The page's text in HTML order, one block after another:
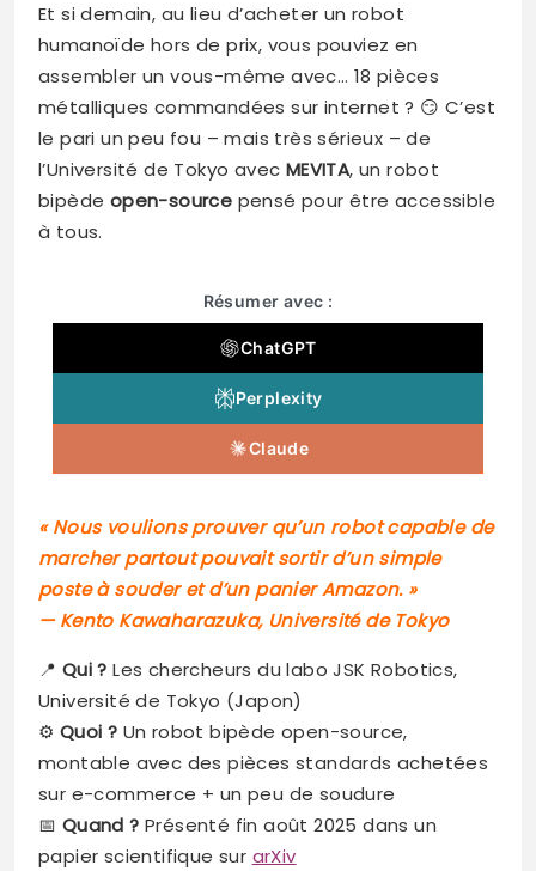
Et si demain, au lieu d’acheter un robot
humanoïde hors de prix, vous pouviez en
assembler un vous-même avec… 18 pièces
métalliques commandées sur internet ? 😏 C’est
le pari un peu fou – mais très sérieux – de
l’Université de Tokyo avec MEVITA, un robot
bipède open-source pensé pour être accessible
à tous.
Résumer avec :
ChatGPT
Perplexity
Claude
« Nous voulions prouver qu’un robot capable de
marcher partout pouvait sortir d’un simple
poste à souder et d’un panier Amazon. »
— Kento Kawaharazuka, Université de Tokyo
📍 Qui ? Les chercheurs du labo JSK Robotics,
Université de Tokyo (Japon)
⚙️ Quoi ? Un robot bipède open-source,
montable avec des pièces standards achetées
sur e-commerce + un peu de soudure
📅 Quand ? Présenté fin août 2025 dans un
papier scientifique sur arXiv